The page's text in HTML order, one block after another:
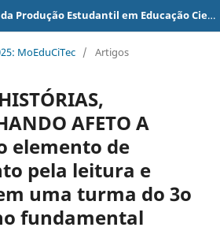
Mostra Interativa da Produção Estudantil em Educação Científica e Tecnológica
MoEduCiTec / Artigos
AFETO A
elemento de
pela leitura e
uma turma do 3o
fundamental